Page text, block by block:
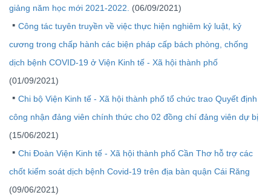
giảng năm học mới 2021-2022. (06/09/2021)
Công tác tuyên truyền về việc thực hiện nghiêm kỷ luật, kỷ
cương trong chấp hành các biện pháp cấp bách phòng, chống
dịch bệnh COVID-19 ở Viện Kinh tế - Xã hội thành phố
(01/09/2021)
Chi bộ Viện Kinh tế - Xã hội thành phố tổ chức trao Quyết định
công nhận đảng viên chính thức cho 02 đồng chí đảng viên dự bị
(15/06/2021)
Chi Đoàn Viện Kinh tế - Xã hội thành phố Cần Thơ hỗ trợ các
chốt kiểm soát dịch bệnh Covid-19 trên địa bàn quận Cái Răng
(09/06/2021)